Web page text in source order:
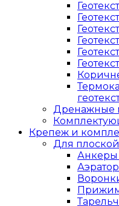
Дренажные
Крепеж и
Для
Анкеры